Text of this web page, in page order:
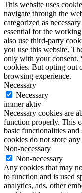
This website uses
navigate through the
categorized as
essential for the
also use third-party
you use this website.
only with your consent.
cookies. But opting out
browsing experience.
Necessary
Necessary
immer aktiv
Necessary cookies are
function properly. This
basic functionalities and
cookies do not store
Non-necessary
Non-necessary
Any cookies that may
to function and is used
analytics, ads, other